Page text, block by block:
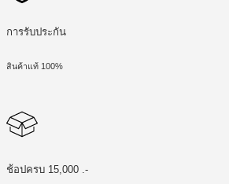
การรับประกัน
สินค้าแท้ 100%
ช้อปครบ 15,000 .-